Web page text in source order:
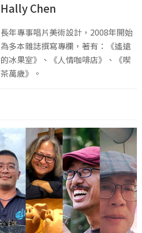
Hally Chen
長年專事唱片美術設計，2008年開始
為多本雜誌撰寫專欄，著有：《遙遠
的冰果室》、《人情咖啡店》、《喫
茶萬歲》。